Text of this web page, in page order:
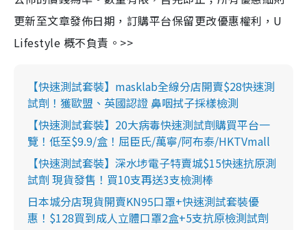
更新至文章發佈日期，訂購平台保留更改優惠權利，U
Lifestyle 概不負責。>>
【快速測試套裝】masklab全線分店開賣$28快速測
試劑！獲歐盟、英國認證 鼻咽拭子採樣檢測
【快速測試套裝】20大病毒快速測試劑購買平台一
覽！低至$9.9/盒！屈臣氏/萬寧/阿布泰/HKTVmall
【快速測試套裝】深水埗電子特賣城$15快速抗原測
試劑 現貨發售！買10支再送3支檢測棒
日本城分店現貨開賣KN95口罩+快速測試套裝優
惠！$128買到成人立體口罩2盒+5支抗原檢測試劑